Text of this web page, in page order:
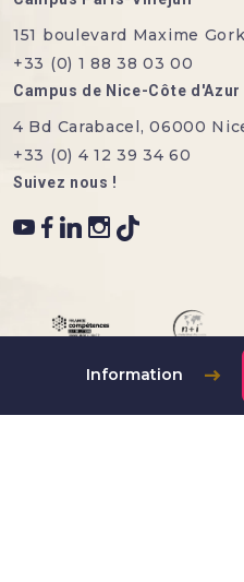
Information
151 boulevard Maxime
+33 (0) 1 88 38 03 00
Campus de Nice-Côte d'Azur
4 Bd Carabacel, 06000
+33 (0) 4 12 39 34 60
Suivez nous !